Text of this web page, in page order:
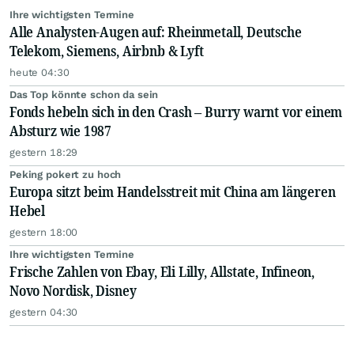
Ihre wichtigsten Termine
Alle Analysten-Augen auf: Rheinmetall, Deutsche
Telekom, Siemens, Airbnb & Lyft
heute 04:30
Das Top könnte schon da sein
Fonds hebeln sich in den Crash – Burry warnt vor einem
Absturz wie 1987
gestern 18:29
Peking pokert zu hoch
Europa sitzt beim Handelsstreit mit China am längeren
Hebel
gestern 18:00
Ihre wichtigsten Termine
Frische Zahlen von Ebay, Eli Lilly, Allstate, Infineon,
Novo Nordisk, Disney
gestern 04:30